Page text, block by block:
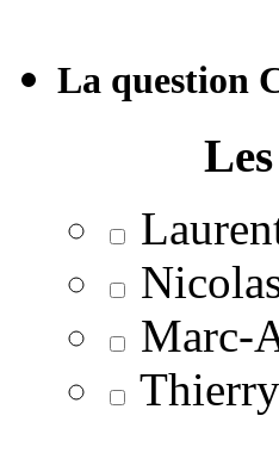
La question
Marc-